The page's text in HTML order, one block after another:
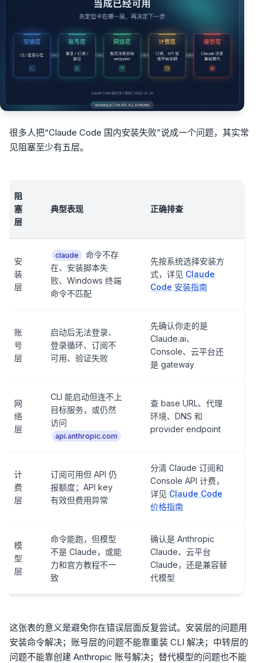
很多人把“Claude Code 国内安装失败”说成一个问题，其实常
见阻塞至少有五层。
阻
塞
层
典型表现 正确排查
安
装
层
claude
命令不存
在、安装脚本失
败、Windows 终端
命令不匹配
先按系统选择安装方
式，详见 Claude
Code 安装指南
账
号
层
启动后无法登录、
登录循环、订阅不
可用、验证失败
先确认你走的是
Claude.ai、
Console、云平台还
是 gateway
网
络
层
CLI 能启动但连不上
目标服务，或仍然
访问
api.anthropic.com
查 base URL、代理
环境、DNS 和
provider endpoint
计
费
层
订阅可用但 API 仍
报额度；API key
有效但费用异常
分清 Claude 订阅和
Console API 计费，
详见 Claude Code
价格指南
模
型
层
命令能跑，但模型
不是 Claude，或能
力和官方教程不一
致
确认是 Anthropic
Claude、云平台
Claude，还是兼容替
代模型
这张表的意义是避免你在错误层面反复尝试。安装层的问题用
安装命令解决；账号层的问题不能靠重装 CLI 解决；中转层的
问题不能靠创建 Anthropic 账号解决；替代模型的问题也不能